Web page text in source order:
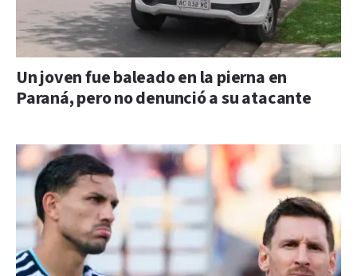
Un joven fue baleado en la pierna en
Paraná, pero no denunció a su atacante